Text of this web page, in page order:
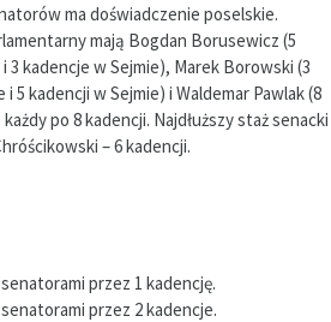
ma doświadczenie poselskie.
mają Bogdan Borusewicz (5
3 kadencje w Sejmie), Marek Borowski (3
5 kadencji w Sejmie) i Waldemar Pawlak (8
po 8 kadencji. Najdłuższy staż senacki
– 6 kadencji.
przez 1 kadencję.
przez 2 kadencje.